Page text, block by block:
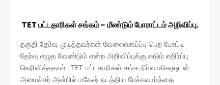
TET பட்டதாரிகள் சங்கம் - மீண்டும் போராட்டம் அறிவிப்பு.
தகுதி தேர்வு முடித்தவர்கள் வேலைவாய்ப்பு பெற போட்டி
தேர்வு எழுத வேண்டும் என்ற அறிவிப்புக்கு கடும் எதிர்ப்பு
தெரிவித்ததால் , TET பட்டதாரிகள் சங்க நிர்வாகிகளுடன்
அமைச்சர் அன்பில் மகேஷ் நடத்திய பேச்சுவார்த்தை